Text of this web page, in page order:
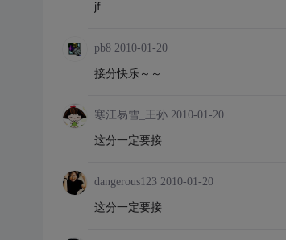
jf
pb8 2010-01-20
接分快乐～～
寒江易雪_王孙 2010-01-20
这分一定要接
dangerous123 2010-01-20
这分一定要接